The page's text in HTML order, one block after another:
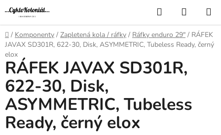
Přejít
na
obsah
Hledat
KOŠÍK
Domů
/ Komponenty / Zapletená kola / ráfky / Ráfky enduro 29" / RÁFEK
JAVAX SD301R, 622-30, Disk, ASYMMETRIC, Tubeless Ready, černý
elox
RÁFEK JAVAX SD301R,
622-30, Disk,
ASYMMETRIC, Tubeless
Ready, černý elox